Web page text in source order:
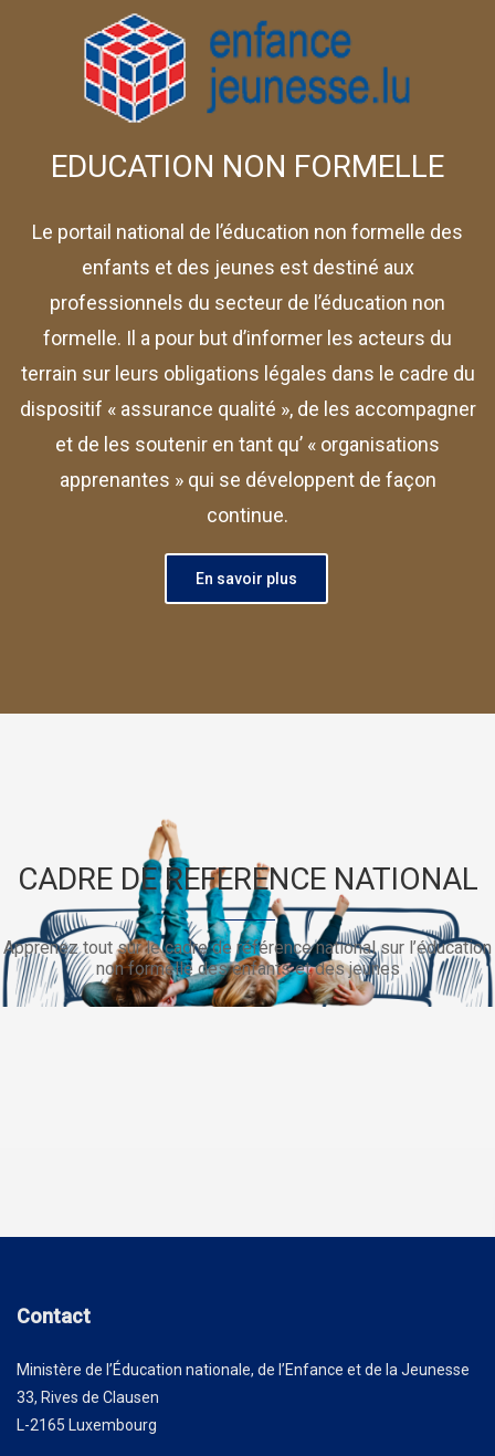
EDUCATION NON FORMELLE
Le portail national de l’éducation non formelle des
enfants et des jeunes est destiné aux
professionnels du secteur de l’éducation non
formelle. Il a pour but d’informer les acteurs du
terrain sur leurs obligations légales dans le cadre du
dispositif « assurance qualité », de les accompagner
et de les soutenir en tant qu’ « organisations
apprenantes » qui se développent de façon
continue.
En savoir plus
CADRE DE REFERENCE NATIONAL
Apprenez tout sur le cadre de référence national sur l’éducation
non formelle des enfants et des jeunes
Contact
Ministère de l’Éducation nationale, de l’Enfance et de la Jeunesse
33, Rives de Clausen
L-2165 Luxembourg